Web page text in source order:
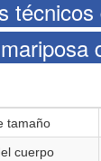
técnicos
tamaño
cuerpo